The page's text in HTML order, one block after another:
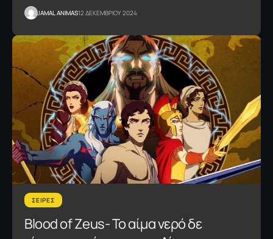
JAMAL ANIMAS12 ΔΕΚΕΜΒΡΙΟΥ 2024
ΣΕΙΡΕΣ
Blood of Zeus- Το αίμα νερό δε